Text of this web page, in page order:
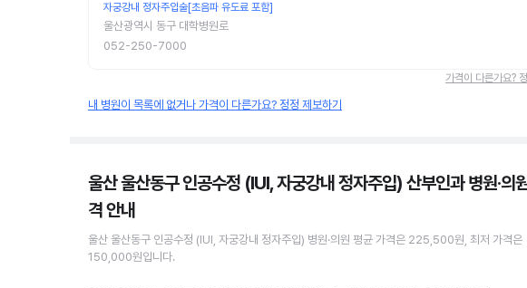
자궁강내 정자주입술[초음파 유도료 포함]
울산광역시 동구 대학병원로
052-250-7000
가격이 다른가요?
내 병원이 목록에 없거나 가격이 다른가요? 정정 제보하기
울산 울산동구 인공수정 (IUI, 자궁강내 정자주입) 산부인과 병원·의
격 안내
울산 울산동구 인공수정 (IUI, 자궁강내 정자주입) 병원·의원 평균 가격은 225,500원 , 최저 가격은
150,000원입니다.